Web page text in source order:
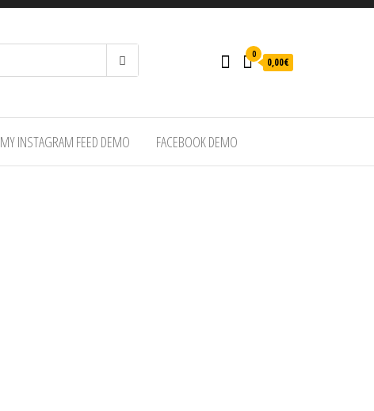
0
0,00€
MY INSTAGRAM FEED DEMO FACEBOOK DEMO